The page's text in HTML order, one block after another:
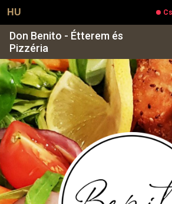
HU
Don Benito - Étterem és
Pizzéria